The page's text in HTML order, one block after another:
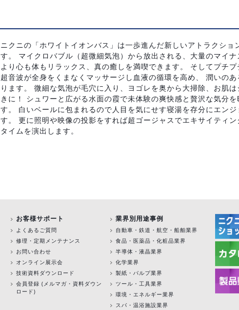
ニクニの「ホワイトイオンバス」は一歩進んだ新しいアトラクショ
す。 マイクロバブル（超微細気泡）から放出される、大量のマイナ
より心も体もリラックス、真の癒しを満喫できます。 そしてプチプ
超音波が全身をくまなくマッサージし血液の循環を高め、 潤いのあ
ります。 微細な気泡が毛穴に入り、ヨゴレを奥から大掃除、お肌
きに！ シュワーと広がる水面の霞で未体験の爽快感と贅沢な気分を
す。 白いベールに包まれるので人目を気にせす寝湯を存分にエンジ
す。 更に照明や映像の投影をすれば超ゴージャスでエキサイティン
タイムを演出します。
お客様サポート
よくあるご質問
修理・定期メンテナンス
お問い合わせ
オンライン展示会
技術資料ダウンロード
会員登録 (メルマガ・資料ダウン
ロード)
業界別用途事例
自動車・鉄道・航空・船舶業界
食品・医薬品・化粧品業界
半導体・液晶業界
化学業界
製紙・パルプ業界
ツール・工具業界
環境・エネルギー業界
スパ・温浴施設業界